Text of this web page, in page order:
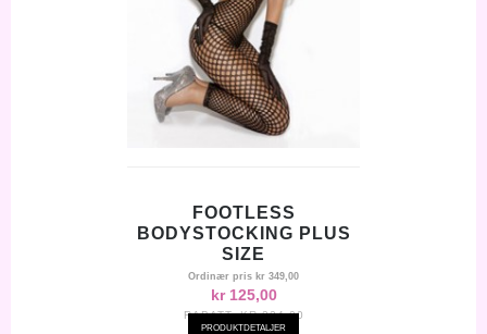
FOOTLESS
BODYSTOCKING PLUS
SIZE
Ordinær pris kr 349,00
kr 125,00
RABATT:KR-224,00
PRODUKTDETALJER